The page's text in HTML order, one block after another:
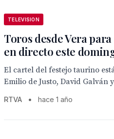
TELEVISION
Toros desde Vera
en directo este
El cartel del festejo taurino
Emilio de Justo, David Galván
RTVA • hace 1 año